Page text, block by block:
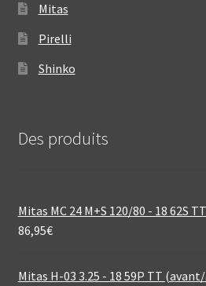
Mitas
Pirelli
Shinko
Des produits
Mitas MC 24 M+S 120/80 - 18 62S
86,95€
Mitas H-03 3.25 - 18 59P TT